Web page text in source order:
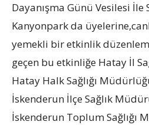
Dayanışma Günü Vesilesi İle
Kanyonpark da
yemekli bir etkinlik
geçen bu etkinliğe Hatay İl
Hatay Halk Sağlığı
İskenderun İlçe Sağlık
İskenderun Toplum Sağlığı